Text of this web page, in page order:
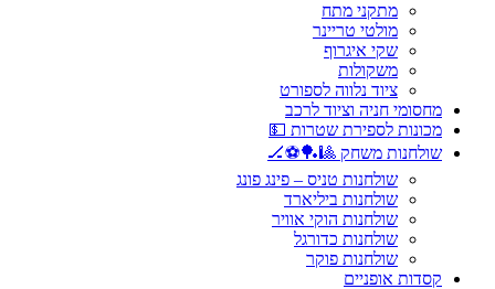
מתקני מתח
מולטי טריינר
שקי איגרוף
משקולות
ציוד נלווה לספורט
מחסומי חניה וציוד לרכב
מכונות לספירת שטרות 💵
שולחנות משחק 🎱🏓⚽🏒
שולחנות טניס – פינג פונג
שולחנות ביליארד
שולחנות הוקי אוויר
שולחנות כדורגל
שולחנות פוקר
קסדות אופניים